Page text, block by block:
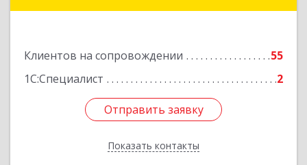
Клиентов на сопровождении
55
1С:Специалист
2
Отправить заявку
Показать контакты
Отправить заявку
Назад